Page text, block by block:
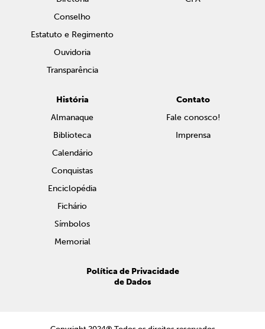
Conselho
Estatuto e Regimento
Ouvidoria
Transparência
História
Almanaque
Biblioteca
Calendário
Conquistas
Enciclopédia
Fichário
Símbolos
Memorial
Contato
Fale conosco!
Imprensa
Política de Privacidade
de Dados